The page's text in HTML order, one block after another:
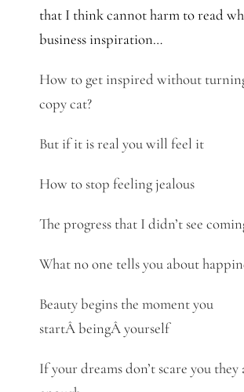
that I think cannot harm to read
business inspiration…
How to get inspired without
copy cat?
But if it is real you will feel it
How to stop feeling jealous
The progress that I didn’t see
What no one tells you about
Beauty begins the moment you
startÂ beingÂ yourself
If your dreams don’t scare you